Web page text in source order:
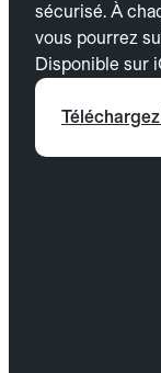
sécurisé. À
vous pourrez
Disponible sur